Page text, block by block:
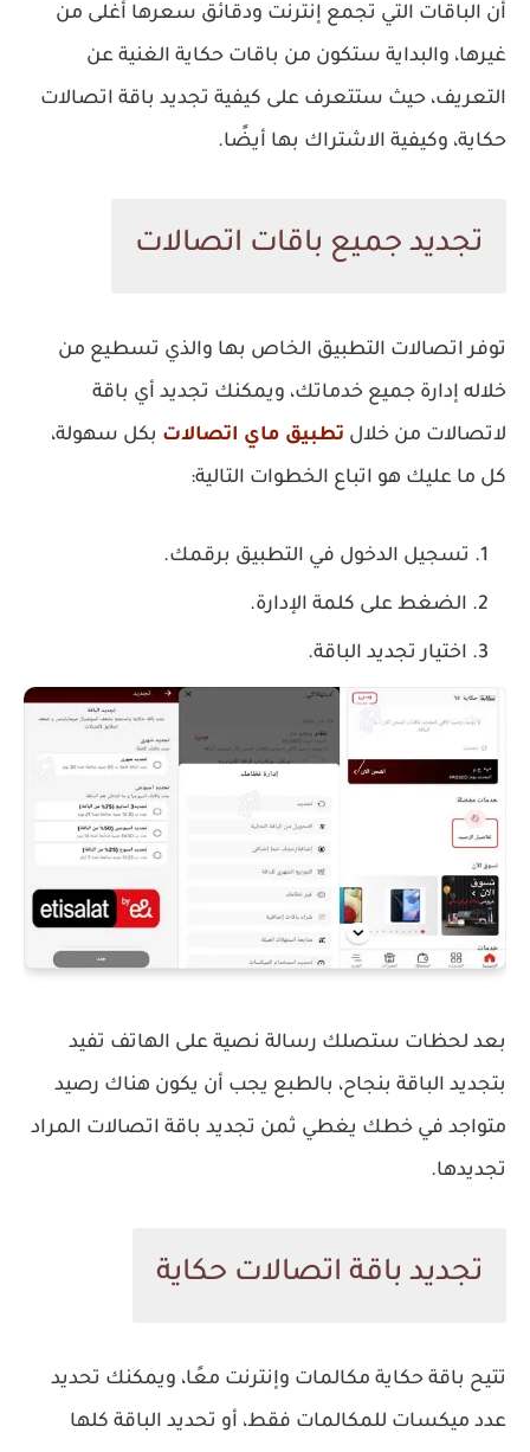
أن الباقات التي تجمع إنترنت ودقائق سعرها أغلى من
غيرها، والبداية ستكون من باقات حكاية الغنية عن
التعريف، حيث ستتعرف على كيفية تجديد باقة اتصالات
حكاية، وكيفية الاشتراك بها أيضًا.
تجديد جميع باقات اتصالات
توفر اتصالات التطبيق الخاص بها والذي تسطيع من
خلاله إدارة جميع خدماتك، ويمكنك تجديد أي باقة
لاتصالات من خلال تطبيق ماي اتصالات بكل سهولة،
كل ما عليك هو اتباع الخطوات التالية:
تسجيل الدخول في التطبيق برقمك.
الضغط على كلمة الإدارة.
اختيار تجديد الباقة.
بعد لحظات ستصلك رسالة نصية على الهاتف تفيد
بتجديد الباقة بنجاح، بالطبع يجب أن يكون هناك رصيد
متواجد في خطك يغطي ثمن تجديد باقة اتصالات المراد
تجديدها.
تجديد باقة اتصالات حكاية
تتيح باقة حكاية مكالمات وإنترنت معًا، ويمكنك تحديد
عدد ميكسات للمكالمات فقط، أو تحديد الباقة كلها